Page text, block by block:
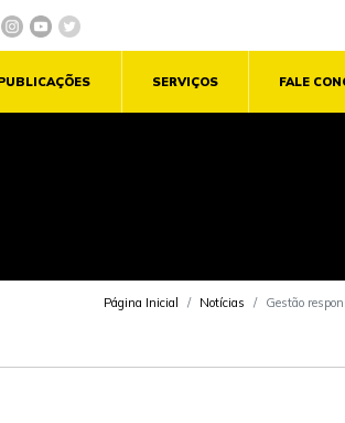
SERVIÇOS FALE
Página Inicial Notícias Gestão